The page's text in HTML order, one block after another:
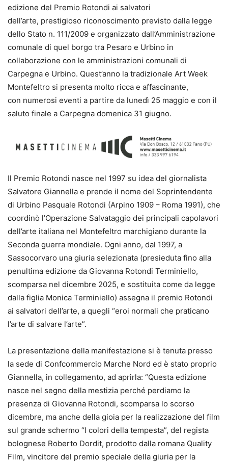
edizione del Premio Rotondi ai salvatori
dell’arte, prestigioso riconoscimento previsto dalla legge
dello Stato n. 111/2009 e organizzato dall’Amministrazione
comunale di quel borgo tra Pesaro e Urbino in
collaborazione con le amministrazioni comunali di
Carpegna e Urbino. Quest’anno la tradizionale Art Week
Montefeltro si presenta molto ricca e affascinante,
con numerosi eventi a partire da lunedì 25 maggio e con il
saluto finale a Carpegna domenica 31 giugno.
Il Premio Rotondi nasce nel 1997 su idea del giornalista
Salvatore Giannella e prende il nome del Soprintendente
di Urbino Pasquale Rotondi (Arpino 1909 – Roma 1991), che
coordinò l’Operazione Salvataggio dei principali capolavori
dell’arte italiana nel Montefeltro marchigiano durante la
Seconda guerra mondiale. Ogni anno, dal 1997, a
Sassocorvaro una giuria selezionata (presieduta fino alla
penultima edizione da Giovanna Rotondi Terminiello,
scomparsa nel dicembre 2025, e sostituita come da legge
dalla figlia Monica Terminiello) assegna il premio Rotondi
ai salvatori dell’arte, a quegli “eroi normali che praticano
l’arte di salvare l’arte”.
La presentazione della manifestazione si è tenuta presso
la sede di Confcommercio Marche Nord ed è stato proprio
Giannella, in collegamento, ad aprirla: “Questa edizione
nasce nel segno della mestizia perché perdiamo la
presenza di Giovanna Rotondi, scomparsa lo scorso
dicembre, ma anche della gioia per la realizzazione del film
sul grande schermo “I colori della tempesta”, del regista
bolognese Roberto Dordit, prodotto dalla romana Quality
Film, vincitore del premio speciale della giuria per la